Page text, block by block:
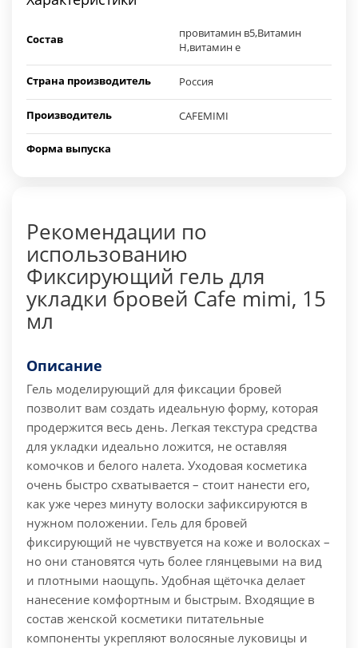
Состав
провитамин в5,Витамин
Н,витамин е
Страна производитель Россия
Производитель CAFEMIMI
Форма выпуска
Рекомендации по
использованию
Фиксирующий гель для
укладки бровей Cafe mimi, 15
мл
Описание
Гель моделирующий для фиксации бровей
позволит вам создать идеальную форму, которая
продержится весь день. Легкая текстура средства
для укладки идеально ложится, не оставляя
комочков и белого налета. Уходовая косметика
очень быстро схватывается – стоит нанести его,
как уже через минуту волоски зафиксируются в
нужном положении. Гель для бровей
фиксирующий не чувствуется на коже и волосках –
но они становятся чуть более глянцевыми на вид
и плотными наощупь. Удобная щёточка делает
нанесение комфортным и быстрым. Входящие в
состав женской косметики питательные
компоненты укрепляют волосяные луковицы и